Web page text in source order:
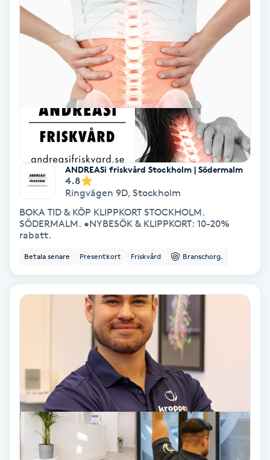
Fotvård
Fransar
Fransborttagning
Fransfärgning
Fransförlängning
Fransförlängning Megavolym
Fransförlängning Volym
Fransk manikyr
Fransrengöring
Friskvårdsmassage
Frisör
Funktionsanalys
ANDREASi friskvård Stockholm | Södermalm
4.8
Ringvägen 9D, Stockholm
BOKA TID & KÖP KLIPPKORT STOCKHOLM.
SÖDERMALM. •NYBESÖK & KLIPPKORT: 10-20%
rabatt.
Betala senare Presentkort Friskvård Branschorg.